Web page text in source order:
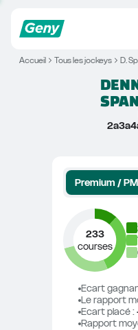
Accueil Tous les jockeys D.
Premium /
233
courses
Ecart
Le rapport
Ecart placé :
Rapport